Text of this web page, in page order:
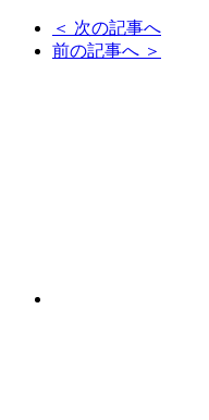
＜ 次の記事へ
前の記事へ ＞